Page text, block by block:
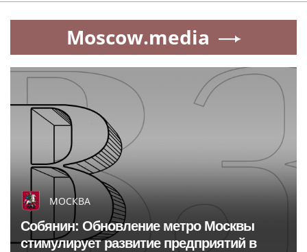
Moscow.media
МОСКВА
Собянин: Обновление метро Москвы
стимулирует развитие предприятий в